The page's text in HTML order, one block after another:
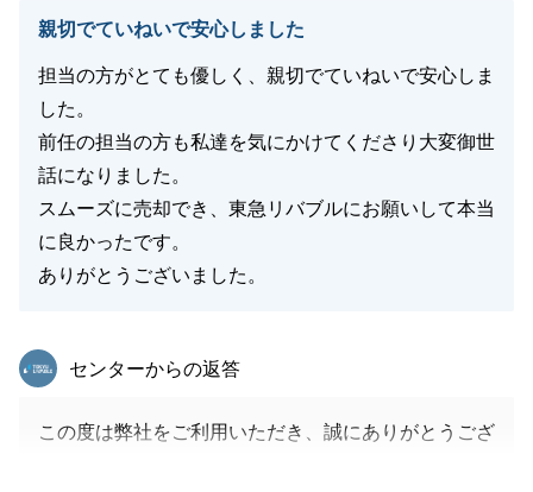
親切でていねいで安心しました
担当の方がとても優しく、親切でていねいで安心しま
した。
前任の担当の方も私達を気にかけてくださり大変御世
話になりました。
スムーズに売却でき、東急リバブルにお願いして本当
に良かったです。
ありがとうございました。
東急リバブル
センターからの返答
この度は弊社をご利用いただき、誠にありがとうござ